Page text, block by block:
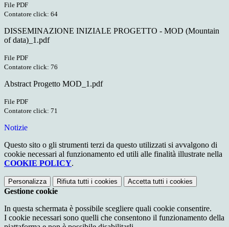
File PDF
Contatore click: 64
DISSEMINAZIONE INIZIALE PROGETTO - MOD (Mountain
of data)_1.pdf
File PDF
Contatore click: 76
Abstract Progetto MOD_1.pdf
File PDF
Contatore click: 71
Notizie
Questo sito o gli strumenti terzi da questo utilizzati si avvalgono di
cookie necessari al funzionamento ed utili alle finalità illustrate nella
COOKIE POLICY.
Personalizza Rifiuta tutti i cookies Accetta tutti i cookies
Gestione cookie
In questa schermata è possibile scegliere quali cookie consentire.
I cookie necessari sono quelli che consentono il funzionamento della